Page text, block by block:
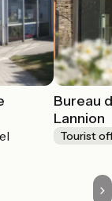
Bureau
Lannion
Tourist